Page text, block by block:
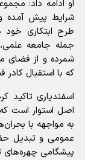
او ادامه داد:
شرایط پیش آمده
طرح ابتکاری خود
جمله جامعه
شمرده و از فضای
که با استقبال
اسفندیاری تاکید
اصل استوار است
به مواجهه با
عمومی و تبدیل
پیشگامی چهره‌های